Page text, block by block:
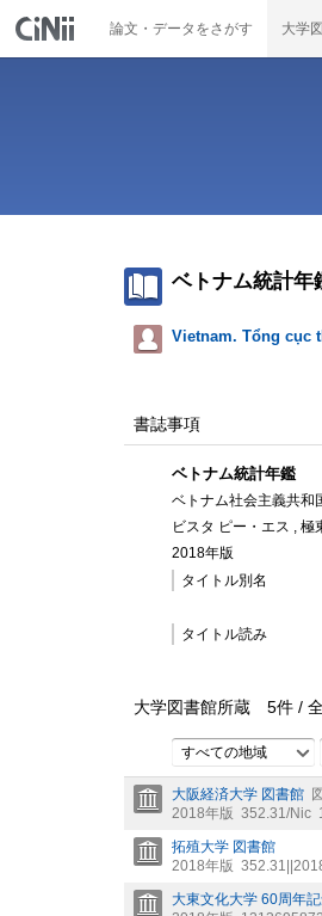
論文・データをさがす 大学
ベトナム統計年
Vietnam. Tổng cục
書誌事項
ベトナム統計年鑑
ベトナム社会主義共和
ビスタ ピー・エス ,
2018年版
タイトル別名
タイトル読み
大学図書館所蔵 5件 /
すべての地域
大阪経済大学 図書館 図
2018年版 352.31/Nic
拓殖大学 図書館
2018年版
大東文化大学 60周年